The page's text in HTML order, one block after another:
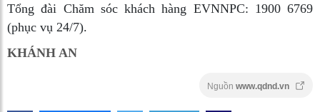
Tổng đài Chăm sóc khách hàng EVNNPC: 1900 6769
(phục vụ 24/7).
KHÁNH AN
Nguồn www.qdnd.vn